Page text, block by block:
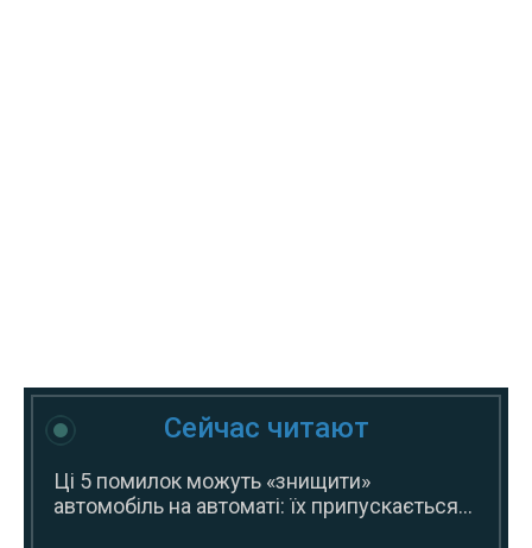
Сейчас читают
Ці 5 помилок можуть «знищити»
автомобіль на автоматі: їх припускається...